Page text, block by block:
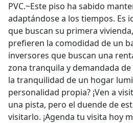
PVC.~Este piso ha sabido
adaptándose a los tiempos. Es
que buscan su primera
prefieren la comodidad de un
inversores que buscan una
zona tranquila y demandada de
la tranquilidad de un hogar
personalidad propia? ¡Ven a
una pista, pero el duende de
visitarlo. ¡Agenda tu visita hoy